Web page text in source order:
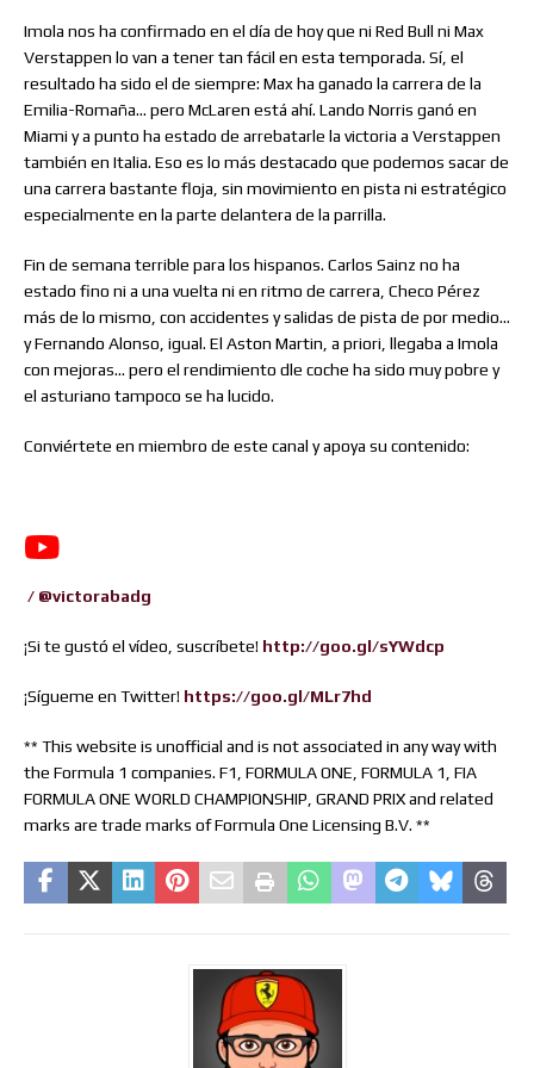
Imola nos ha confirmado en el día de hoy que ni Red Bull ni Max
Verstappen lo van a tener tan fácil en esta temporada. Sí, el
resultado ha sido el de siempre: Max ha ganado la carrera de la
Emilia-Romaña… pero McLaren está ahí. Lando Norris ganó en
Miami y a punto ha estado de arrebatarle la victoria a Verstappen
también en Italia. Eso es lo más destacado que podemos sacar de
una carrera bastante floja, sin movimiento en pista ni estratégico
especialmente en la parte delantera de la parrilla.
Fin de semana terrible para los hispanos. Carlos Sainz no ha
estado fino ni a una vuelta ni en ritmo de carrera, Checo Pérez
más de lo mismo, con accidentes y salidas de pista de por medio…
y Fernando Alonso, igual. El Aston Martin, a priori, llegaba a Imola
con mejoras… pero el rendimiento dle coche ha sido muy pobre y
el asturiano tampoco se ha lucido.
Conviértete en miembro de este canal y apoya su contenido:
/ @victorabadg
¡Si te gustó el vídeo, suscríbete! http://goo.gl/sYWdcp
¡Sígueme en Twitter! https://goo.gl/MLr7hd
** This website is unofficial and is not associated in any way with
the Formula 1 companies. F1, FORMULA ONE, FORMULA 1, FIA
FORMULA ONE WORLD CHAMPIONSHIP, GRAND PRIX and related
marks are trade marks of Formula One Licensing B.V. **